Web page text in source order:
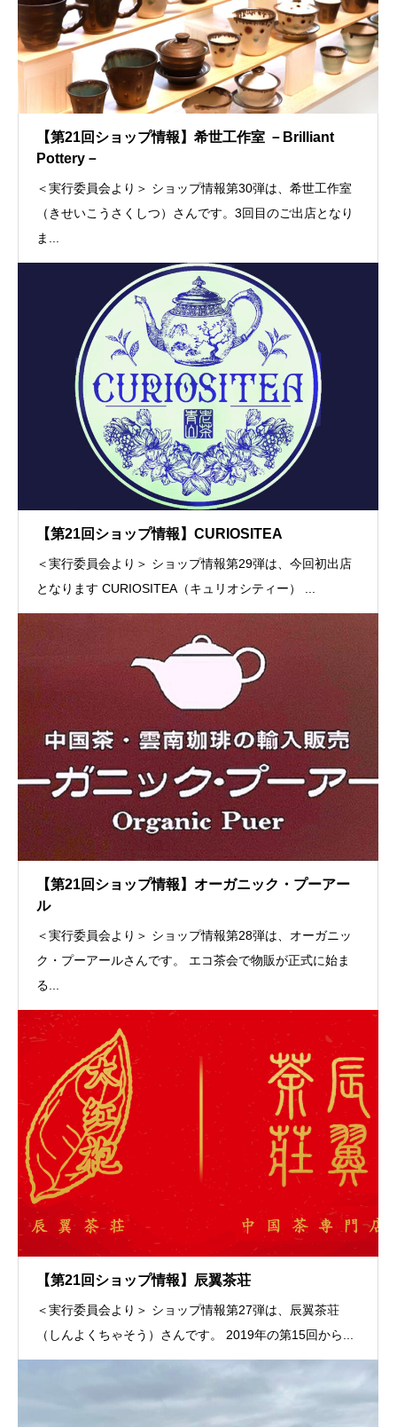
【第21回ショップ情報】希世工作室 －Brilliant
Pottery－
＜実行委員会より＞ ショップ情報第30弾は、希世工作室
（きせいこうさくしつ）さんです。3回目のご出店となり
ま...
【第21回ショップ情報】CURIOSITEA
＜実行委員会より＞ ショップ情報第29弾は、今回初出店
となります CURIOSITEA（キュリオシティー） ...
【第21回ショップ情報】オーガニック・プーアー
ル
＜実行委員会より＞ ショップ情報第28弾は、オーガニッ
ク・プーアールさんです。 エコ茶会で物販が正式に始ま
る...
【第21回ショップ情報】辰翼茶荘
＜実行委員会より＞ ショップ情報第27弾は、辰翼茶荘
（しんよくちゃそう）さんです。 2019年の第15回から...